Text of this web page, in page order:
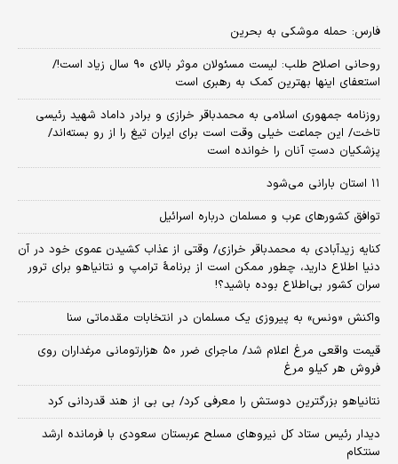
فارس: حمله موشکی به بحرین
روحانی اصلاح طلب: ‌لیست مسئولان موثر بالای ۹۰ سال زیاد است!/
استعفای اینها بهترین کمک به رهبری است
روزنامه جمهوری اسلامی به محمدباقر خرازی و برادر داماد شهید رئیسی
تاخت/ این جماعت خیلی وقت است برای ایران تیغ را از رو بسته‌اند/
پزشکیان دستِ آنان را خوانده است
۱۱ استان بارانی می‌شود
توافق کشورهای عرب و مسلمان درباره اسرائیل
کنایه زیدآبادی به محمدباقر خرازی/ وقتی از عذاب کشیدن عموی خود در آن
دنیا اطلاع دارید، چطور ممکن است از برنامهٔ ترامپ و نتانیاهو برای ترور
سران کشور بی‌اطلاع بوده باشید؟!
واکنش «ونس» به پیروزی یک مسلمان در انتخابات مقدماتی سنا
قیمت واقعی مرغ اعلام شد/ ماجرای ضرر ۵۰ هزارتومانی مرغداران روی
فروش هر کیلو مرغ
نتانیاهو بزرگترین دوستش را معرفی کرد/ بی بی از هند قدردانی کرد
دیدار رئیس ستاد کل نیروهای مسلح عربستان سعودی با فرمانده ارشد
سنتکام